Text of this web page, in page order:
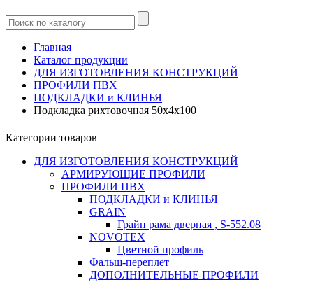
Главная
Каталог продукции
ДЛЯ ИЗГОТОВЛЕНИЯ КОНСТРУКЦИЙ
ПРОФИЛИ ПВХ
ПОДКЛАДКИ и КЛИНЬЯ
Подкладка рихтовочная 50х4х100
Категории товаров
ДЛЯ ИЗГОТОВЛЕНИЯ КОНСТРУКЦИЙ
АРМИРУЮЩИЕ ПРОФИЛИ
ПРОФИЛИ ПВХ
ПОДКЛАДКИ и КЛИНЬЯ
GRAIN
Грайн рама дверная , S-552.08
NOVOTEX
Цветной профиль
Фальш-переплет
ДОПОЛНИТЕЛЬНЫЕ ПРОФИЛИ